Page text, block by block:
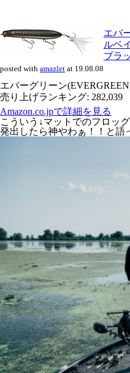
エバ
ルベ
ブラ
posted with amazlet at 19.08.08
エバーグリーン
売り上げランキング: 282,039
Amazon.co.jpで詳細を見る
こういう↓マットでのフロッ
発出したら神やわぁ！！と